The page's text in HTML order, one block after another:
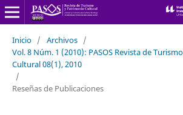
Inicio / Archivos /
Vol. 8 Núm. 1 (2010): PASOS Revista de
Cultural 08(1), 2010
/
Reseñas de Publicaciones